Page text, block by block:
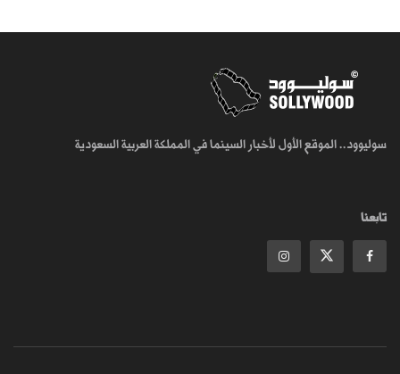
سوليوود.. الموقع الأول لأخبار السينما في المملكة العربية السعودية
تابعنا